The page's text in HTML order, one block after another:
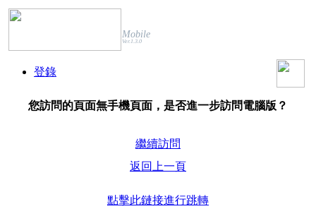
Mobile
Ver.1.3.0
登錄
您訪問的頁面無手機頁面，是否進一步訪問電腦版？
繼續訪問
返回上一頁
點擊此鏈接進行跳轉